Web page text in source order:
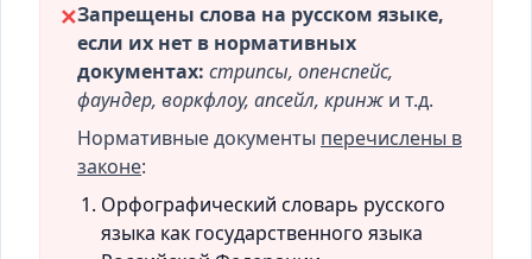
✕Запрещены слова на русском языке,
если их нет в нормативных
документах: стрипсы, опенспейс,
фаундер, воркфлоу, апсейл, кринж и т.д.
Нормативные документы перечислены в
законе:
Орфографический словарь русского
языка как государственного языка